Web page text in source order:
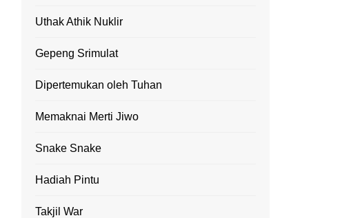
Uthak Athik Nuklir
Gepeng Srimulat
Dipertemukan oleh Tuhan
Memaknai Merti Jiwo
Snake Snake
Hadiah Pintu
Takjil War